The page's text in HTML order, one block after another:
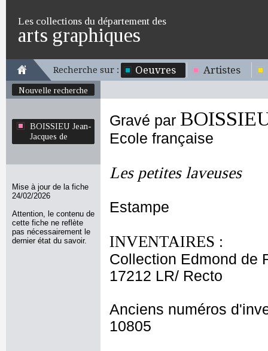
Les collections du département des
arts graphiques
Recherche sur : Oeuvres Artistes
Nouvelle recherche
BOISSIEU Jean-
Jacques de
Mise à jour de la fiche
24/02/2026
Attention, le contenu de
cette fiche ne reflète
pas nécessairement le
dernier état du savoir.
Gravé par
Ecole française
Les petites laveuses
Estampe
INVENTAIRES :
Collection Edmond de
17212 LR/ Recto
Anciens numéros
10805